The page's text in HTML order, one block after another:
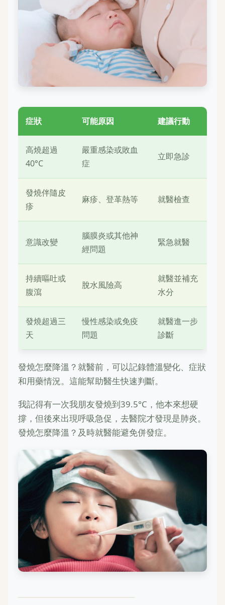
症狀 可能原因 建議行動
高燒超過
40°C
嚴重感染或敗血
症
立即急診
發燒伴隨皮
疹
麻疹、登革熱等 就醫檢查
意識改變
腦膜炎或其他神
經問題
緊急就醫
持續嘔吐或
腹瀉
脫水風險高
就醫並補充
水分
發燒超過三
天
慢性感染或免疫
問題
就醫進一步
診斷
發燒怎麼降溫？就醫前，可以記錄體溫變化、症狀
和用藥情況。這能幫助醫生快速判斷。
我記得有一次我朋友發燒到39.5°C，他本來想硬
撐，但後來出現呼吸急促，去醫院才發現是肺炎。
發燒怎麼降溫？及時就醫能避免併發症。